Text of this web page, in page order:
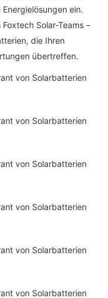
ein.
Solar-Teams –
die Ihren
übertreffen.